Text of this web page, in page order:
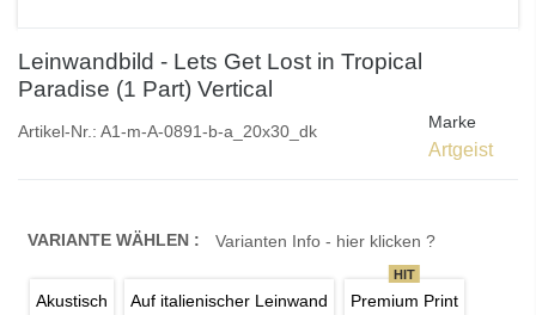
Leinwandbild - Lets Get Lost in Tropical
Paradise (1 Part) Vertical
Artikel-Nr.: A1-m-A-0891-b-a_20x30_dk Marke
Artgeist
VARIANTE WÄHLEN : Varianten Info - hier klicken ?
Akustisch Auf italienischer Leinwand Premium Print
HIT